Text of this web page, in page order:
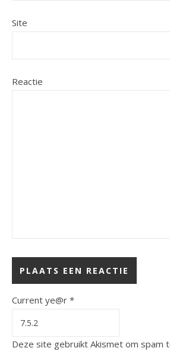
Site
Reactie
Current ye@r *
Deze site gebruikt Akismet om spam